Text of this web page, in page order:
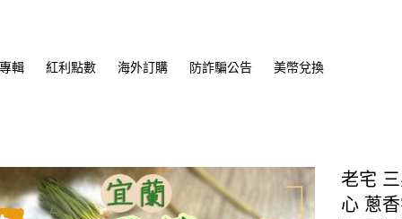
輯 紅利點數 海外訂購 防詐騙公告 美幣兌換
老宅
心 蔥